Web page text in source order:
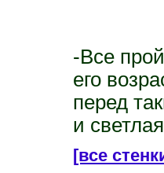
-Все
его
перед
и
[все